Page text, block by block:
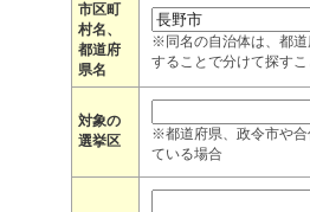
市区町
村名、
都道府
県名
※同名の自治体は、都
することで分けて探すこ
対象の
選挙区
※都道府県、政令市や
ている場合